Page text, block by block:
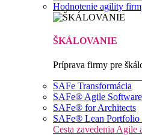
Hodnotenie agility
ŠKÁLOVANIE
Príprava firmy pre
SAFe Transformácia
SAFe® Agile
SAFe® for Architects
SAFe® Lean Portfolio
Cesta zavedenia